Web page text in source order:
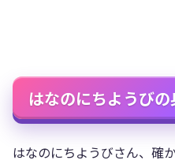
はなのにちようびの
はなのにちようびさん、確